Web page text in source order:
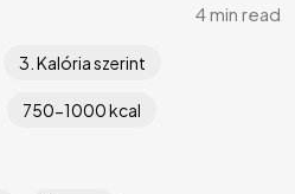
3. Kalória szerint
750-1000 kcal
4 min read